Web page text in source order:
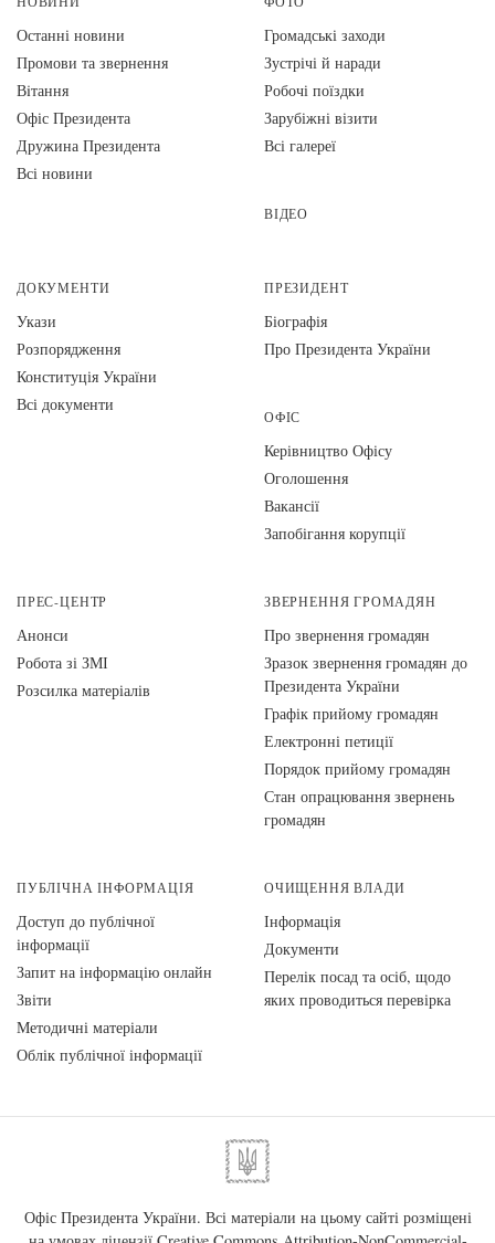
Останні новини
Промови та звернення
Вiтання
Офіс Президента
Дружина Президента
Всі новини
Громадські заходи
Зустрічі й наради
Робочі поїздки
Зарубіжні візити
Всі галереї
ВІДЕО
ДОКУМЕНТИ
Укази
Розпорядження
Конституція України
Всі документи
ПРЕЗИДЕНТ
Біографія
Про Президента України
ОФІС
Керівництво Офісу
Оголошення
Вакансії
Запобігання корупції
ПРЕС-ЦЕНТР
Анонси
Робота зі ЗМІ
Розсилка матеріалів
ЗВЕРНЕННЯ ГРОМАДЯН
Про звернення громадян
Зразок звернення громадян до
Президента України
Графік прийому громадян
Електронні петиції
Порядок прийому громадян
Стан опрацювання звернень
громадян
ПУБЛІЧНА ІНФОРМАЦІЯ
Доступ до публічної
інформації
Запит на інформацію онлайн
Звіти
Методичні матеріали
Облік публічної інформації
ОЧИЩЕННЯ ВЛАДИ
Інформація
Документи
Перелік посад та осіб, щодо
яких проводиться перевірка
Офіс Президента України. Всі матеріали на цьому сайті розміщені